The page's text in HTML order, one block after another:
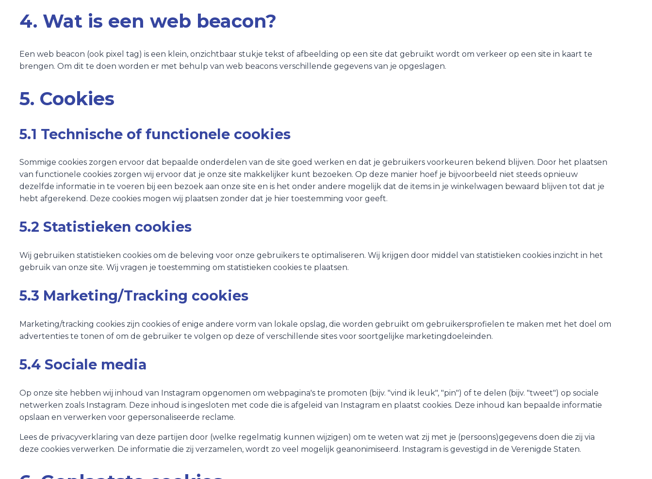
4. Wat is een web beacon?
Een web beacon (ook pixel tag) is een klein, onzichtbaar stukje tekst of afbeelding op een site dat gebruikt wordt om verkeer op een site in kaart te
brengen. Om dit te doen worden er met behulp van web beacons verschillende gegevens van je opgeslagen.
5. Cookies
5.1 Technische of functionele cookies
Sommige cookies zorgen ervoor dat bepaalde onderdelen van de site goed werken en dat je gebruikers voorkeuren bekend blijven. Door het plaatsen
van functionele cookies zorgen wij ervoor dat je onze site makkelijker kunt bezoeken. Op deze manier hoef je bijvoorbeeld niet steeds opnieuw
dezelfde informatie in te voeren bij een bezoek aan onze site en is het onder andere mogelijk dat de items in je winkelwagen bewaard blijven tot dat je
hebt afgerekend. Deze cookies mogen wij plaatsen zonder dat je hier toestemming voor geeft.
5.2 Statistieken cookies
Wij gebruiken statistieken cookies om de beleving voor onze gebruikers te optimaliseren. Wij krijgen door middel van statistieken cookies inzicht in het
gebruik van onze site. Wij vragen je toestemming om statistieken cookies te plaatsen.
5.3 Marketing/Tracking cookies
Marketing/tracking cookies zijn cookies of enige andere vorm van lokale opslag, die worden gebruikt om gebruikersprofielen te maken met het doel om
advertenties te tonen of om de gebruiker te volgen op deze of verschillende sites voor soortgelijke marketingdoeleinden.
5.4 Sociale media
Op onze site hebben wij inhoud van Instagram opgenomen om webpagina's te promoten (bijv. "vind ik leuk", "pin") of te delen (bijv. "tweet") op sociale
netwerken zoals Instagram. Deze inhoud is ingesloten met code die is afgeleid van Instagram en plaatst cookies. Deze inhoud kan bepaalde informatie
opslaan en verwerken voor gepersonaliseerde reclame.
Lees de privacyverklaring van deze partijen door (welke regelmatig kunnen wijzigen) om te weten wat zij met je (persoons)gegevens doen die zij via
deze cookies verwerken. De informatie die zij verzamelen, wordt zo veel mogelijk geanonimiseerd. Instagram is gevestigd in de Verenigde Staten.